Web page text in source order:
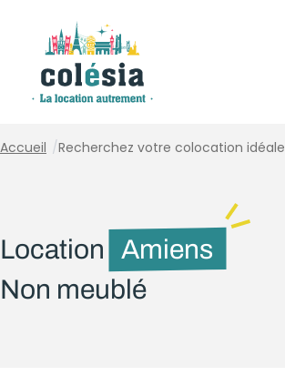
Accueil /Recherchez votre colocation idéale
Location
Amiens
Non meublé